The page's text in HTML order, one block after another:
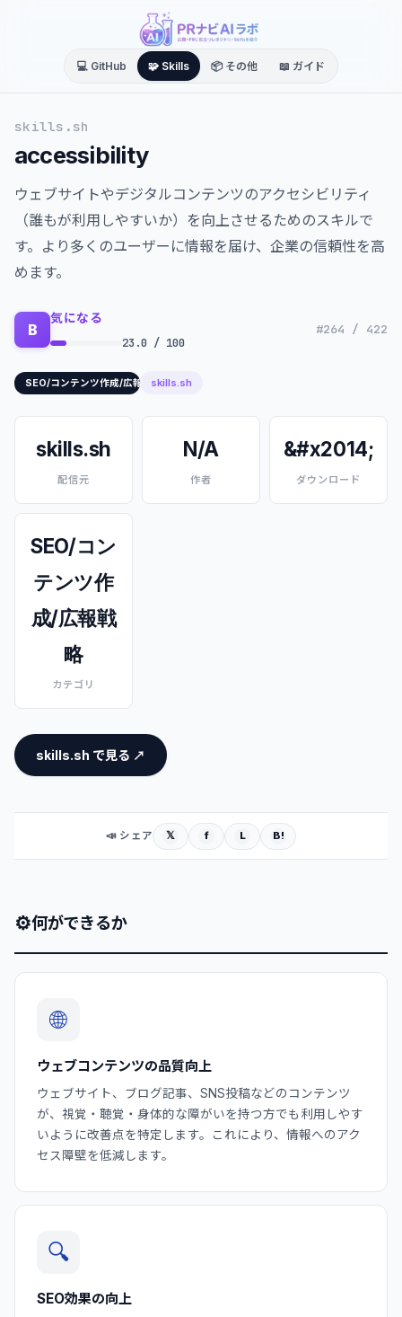
💻 GitHub 🧩 Skills 📦 その他 📖 ガイド
skills.sh
accessibility
ウェブサイトやデジタルコンテンツのアクセシビリティ
（誰もが利用しやすいか）を向上させるためのスキルで
す。より多くのユーザーに情報を届け、企業の信頼性を高
めます。
B
気になる
23.0 / 100
#264 / 422
SEO/コンテンツ作成/広報戦略skills.sh
skills.sh
配信元
N/A
作者
&#x2014;
ダウンロード
SEO/コン
テンツ作
成/広報戦
略
カテゴリ
skills.sh で見る ↗
📣 シェア 𝕏 f L B!
⚙何ができるか
🌐
ウェブコンテンツの品質向上
ウェブサイト、ブログ記事、SNS投稿などのコンテンツ
が、視覚・聴覚・身体的な障がいを持つ方でも利用しやす
いように改善点を特定します。これにより、情報へのアク
セス障壁を低減します。
🔍
SEO効果の向上